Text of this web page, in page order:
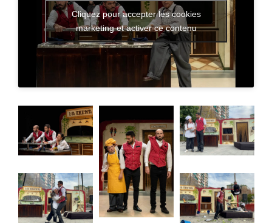
Galerie
Contact
Cliquez pour accepter les cookies
marketing et activer ce contenu